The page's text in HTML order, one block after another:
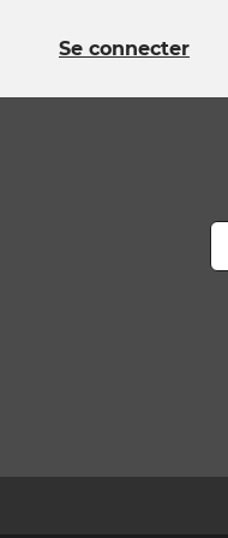
Se connecter